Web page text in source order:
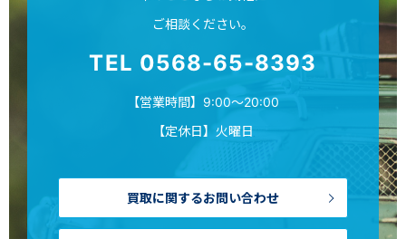
ご相談ください。
TEL 0568-65-8393
【営業時間】9:00～20:00
【定休日】火曜日
買取に関するお問い合わせ